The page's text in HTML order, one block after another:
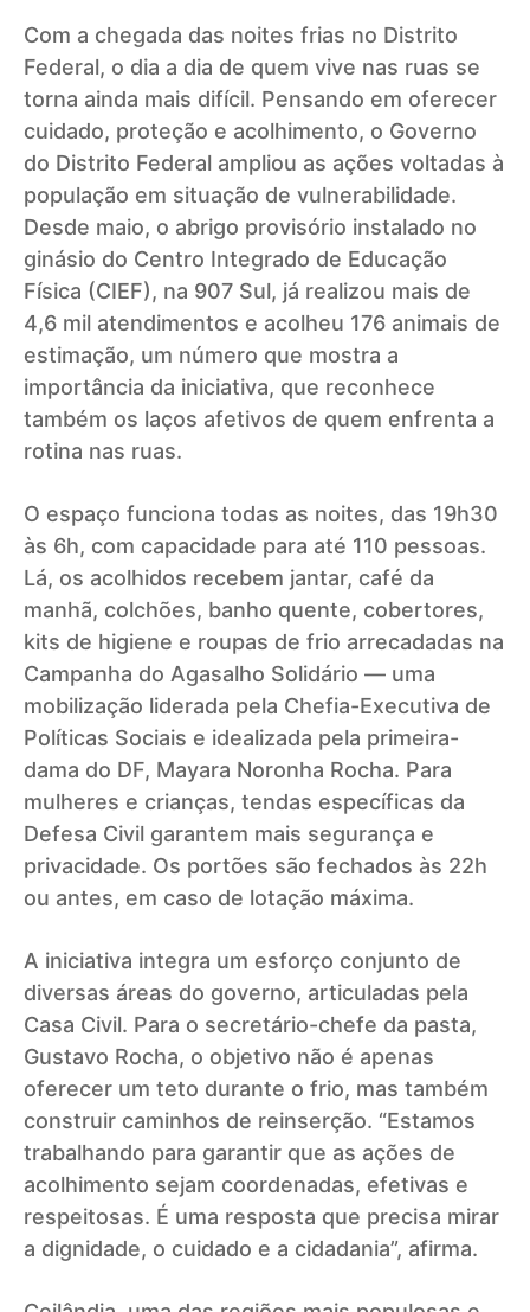
Com a chegada das noites frias no Distrito
Federal, o dia a dia de quem vive nas ruas se
torna ainda mais difícil. Pensando em oferecer
cuidado, proteção e acolhimento, o Governo
do Distrito Federal ampliou as ações voltadas à
população em situação de vulnerabilidade.
Desde maio, o abrigo provisório instalado no
ginásio do Centro Integrado de Educação
Física (CIEF), na 907 Sul, já realizou mais de
4,6 mil atendimentos e acolheu 176 animais de
estimação, um número que mostra a
importância da iniciativa, que reconhece
também os laços afetivos de quem enfrenta a
rotina nas ruas.
O espaço funciona todas as noites, das 19h30
às 6h, com capacidade para até 110 pessoas.
Lá, os acolhidos recebem jantar, café da
manhã, colchões, banho quente, cobertores,
kits de higiene e roupas de frio arrecadadas na
Campanha do Agasalho Solidário — uma
mobilização liderada pela Chefia-Executiva de
Políticas Sociais e idealizada pela primeira-
dama do DF, Mayara Noronha Rocha. Para
mulheres e crianças, tendas específicas da
Defesa Civil garantem mais segurança e
privacidade. Os portões são fechados às 22h
ou antes, em caso de lotação máxima.
A iniciativa integra um esforço conjunto de
diversas áreas do governo, articuladas pela
Casa Civil. Para o secretário-chefe da pasta,
Gustavo Rocha, o objetivo não é apenas
oferecer um teto durante o frio, mas também
construir caminhos de reinserção. “Estamos
trabalhando para garantir que as ações de
acolhimento sejam coordenadas, efetivas e
respeitosas. É uma resposta que precisa mirar
a dignidade, o cuidado e a cidadania”, afirma.